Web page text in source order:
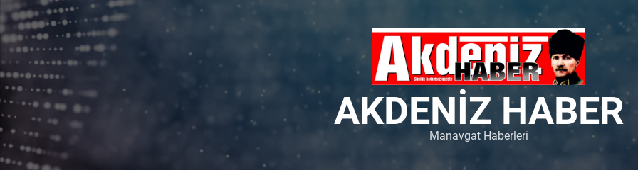
k
t
c
o
n
e
AKDENIZ HABER
Manavgat Haberleri